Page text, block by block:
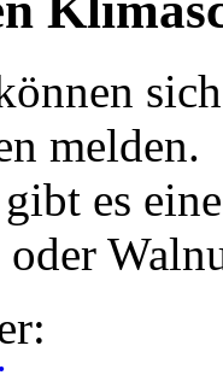
melden.
es